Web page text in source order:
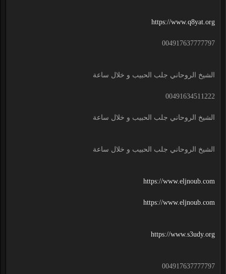
https://www.q8yat.org
004917637777797
الشيخ الروحاني جلب الحبيب و خلال ساعة
00491634511222
الشيخ الروحاني جلب الحبيب و خلال ساعة
الشيخ الروحاني جلب الحبيب و خلال ساعة
https://www.eljnoub.com
https://www.eljnoub.com
https://www.s3udy.org
004917637777797